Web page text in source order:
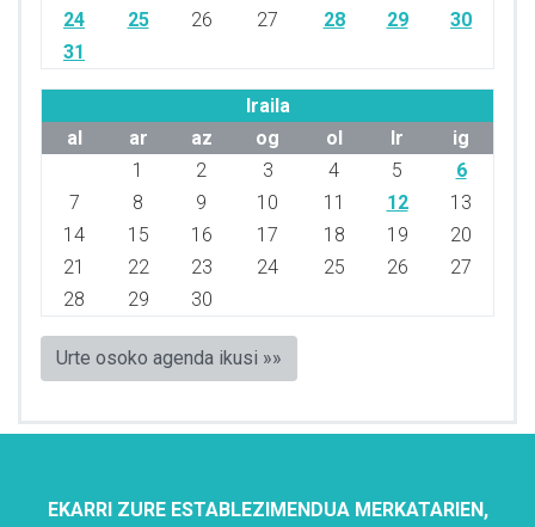
24
25 26 27 28 29
30
31
Iraila
al
ar az og ol lr
ig
1
2 3 4 5
6
7
8 9 10 11 12
13
14
15 16 17 18 19
20
21
22 23 24 25 26
27
28
29 30
Urte osoko agenda ikusi »»
EKARRI ZURE ESTABLEZIMENDUA MERKATARIEN,